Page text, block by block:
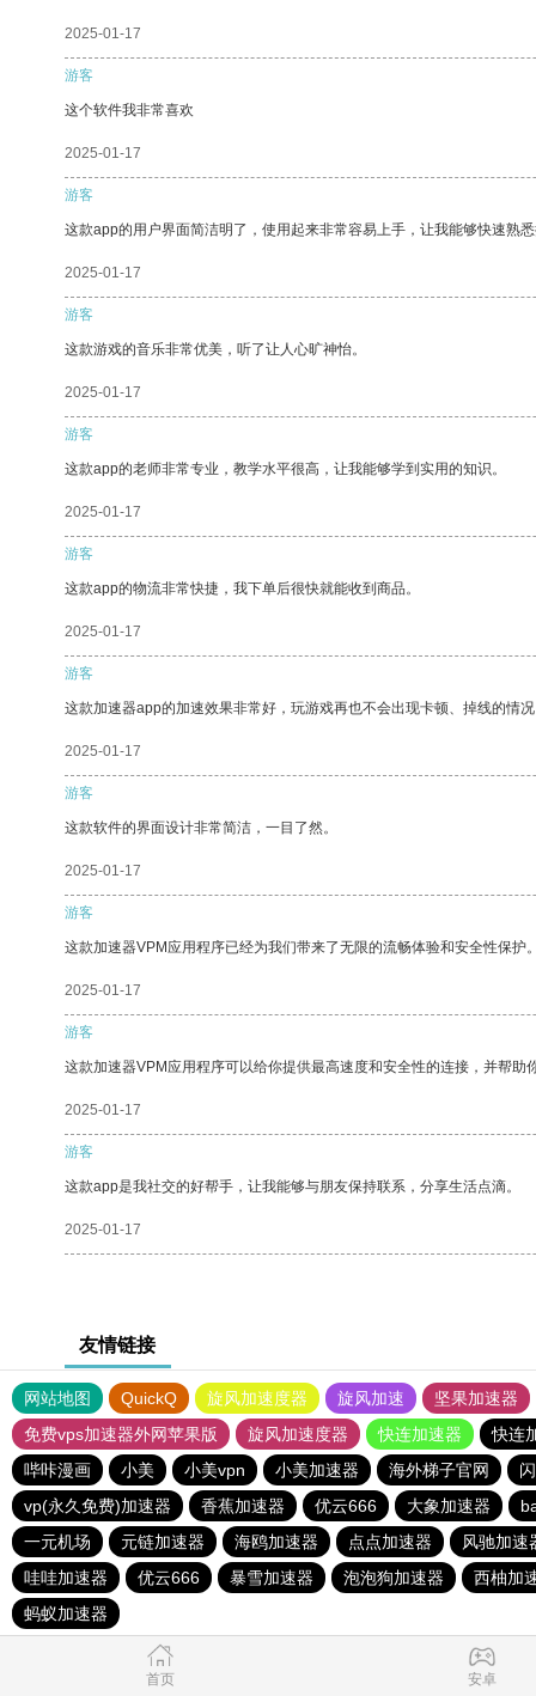
2025-01-17
游客
这个软件我非常喜欢
2025-01-17
游客
这款app的用户界面简洁明了，使用起来非常容易上手，让我能够快速熟
2025-01-17
游客
这款游戏的音乐非常优美，听了让人心旷神怡。
2025-01-17
游客
这款app的老师非常专业，教学水平很高，让我能够学到实用的知识。
2025-01-17
游客
这款app的物流非常快捷，我下单后很快就能收到商品。
2025-01-17
游客
这款加速器app的加速效果非常好，玩游戏再也不会出现卡顿、掉线的情
2025-01-17
游客
这款软件的界面设计非常简洁，一目了然。
2025-01-17
游客
这款加速器VPM应用程序已经为我们带来了无限的流畅体验和安全性保护
2025-01-17
游客
这款加速器VPM应用程序可以给你提供最高速度和安全性的连接，并帮助
2025-01-17
游客
这款app是我社交的好帮手，让我能够与朋友保持联系，分享生活点滴。
2025-01-17
友情链接
网站地图 QuickQ 旋风加速度器 旋风加速
坚果加速器
免费vps加速器外网苹果版
旋风加速度器 快连加速器
快连
哔咔漫画
小美 小美vpn 小美加速器 海外梯子官网
vp(永久免费)加速器
香蕉加速器 优云666 大象加速器
一元机场
元链加速器 海鸥加速器 点点加速器
风驰加速
哇哇加速器
优云666 暴雪加速器 泡泡狗加速器
西柚加
蚂蚁加速器
首页 安卓